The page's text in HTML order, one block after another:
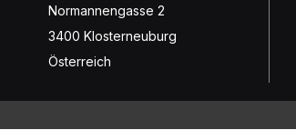
Normannengasse 2
3400 Klosterneuburg
Österreich